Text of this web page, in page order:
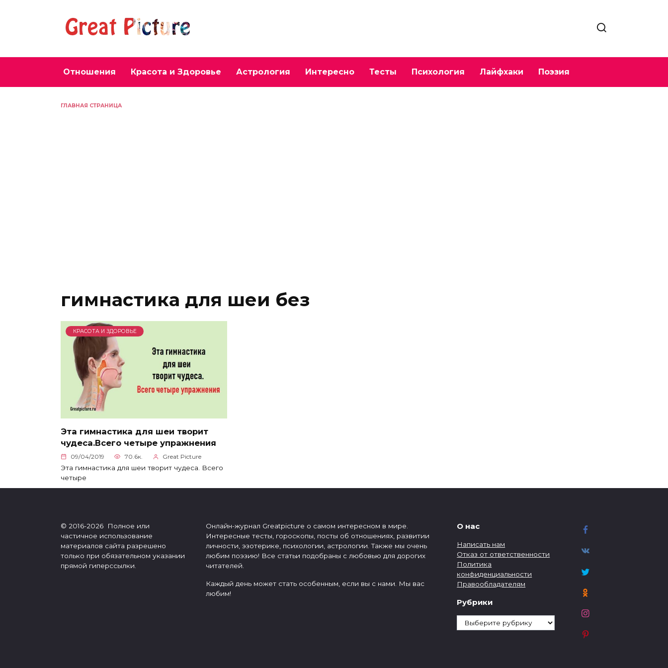
Отношения Красота и Здоровье Астрология Интересно Тесты Психология Лайфхаки Поэзия
ГЛАВНАЯ СТРАНИЦА
гимнастика для шеи без
КРАСОТА И ЗДОРОВЬЕ
Эта гимнастика для шеи творит
чудеса.Всего четыре упражнения
09/04/2019 70.6к. Great Picture
Эта гимнастика для шеи творит чудеса. Всего
четыре
© 2016-2026 Полное или
частичное использование
материалов сайта разрешено
только при обязательном указании
прямой гиперссылки.
Онлайн-журнал Greatpicture о самом интересном в мире.
Интересные тесты, гороскопы, посты об отношениях, развитии
личности, эзотерике, психологии, астрологии. Также мы очень
любим поэзию! Все статьи подобраны с любовью для дорогих
читателей.
Каждый день может стать особенным, если вы с нами. Мы вас
любим!
О нас
Написать нам
Отказ от ответственности
Политика
конфиденциальности
Правообладателям
Рубрики
Рубрики